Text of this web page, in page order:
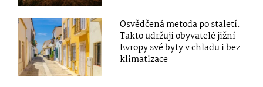
Osvědčená metoda po staletí:
Takto udržují obyvatelé jižní
Evropy své byty v chladu i bez
klimatizace